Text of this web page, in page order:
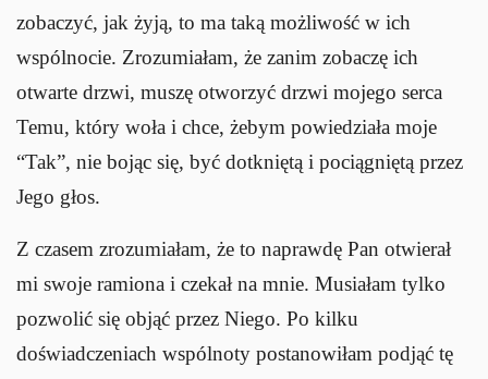
zobaczyć, jak żyją, to ma taką możliwość w ich
wspólnocie. Zrozumiałam, że zanim zobaczę ich
otwarte drzwi, muszę otworzyć drzwi mojego serca
Temu, który woła i chce, żebym powiedziała moje
“Tak”, nie bojąc się, być dotkniętą i pociągniętą przez
Jego głos.
Z czasem zrozumiałam, że to naprawdę Pan otwierał
mi swoje ramiona i czekał na mnie. Musiałam tylko
pozwolić się objąć przez Niego. Po kilku
doświadczeniach wspólnoty postanowiłam podjąć tę